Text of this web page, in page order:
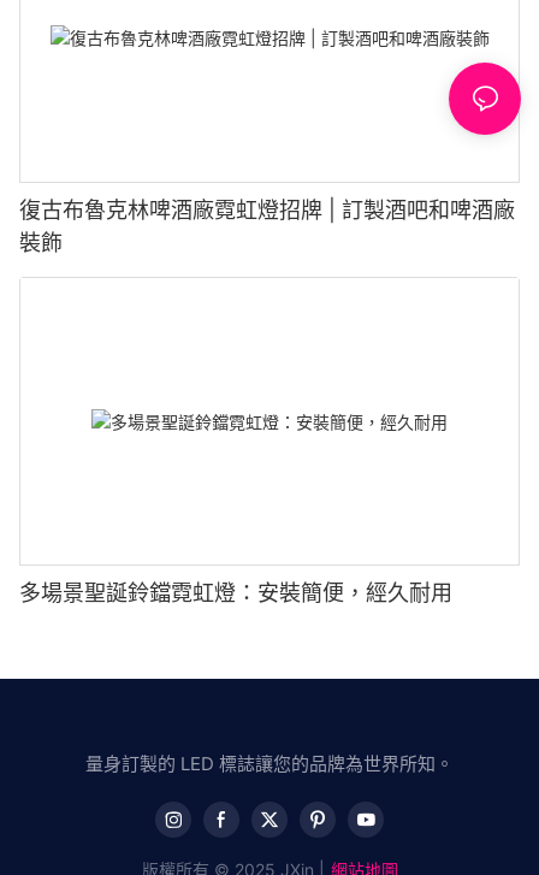
復古布魯克林啤酒廠霓虹燈招牌 | 訂製酒吧和啤酒廠
裝飾
多場景聖誕鈴鐺霓虹燈：安裝簡便，經久耐用
量身訂製的 LED 標誌讓您的品牌為世界所知。
版權所有 © 2025 JXin | 網站地圖